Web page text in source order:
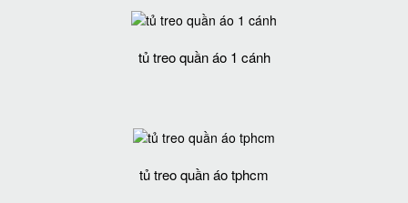
tủ treo quần áo 1 cánh
tủ treo quần áo tphcm